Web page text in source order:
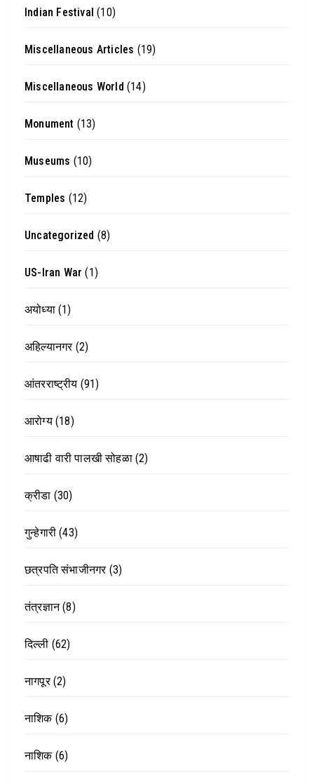
Indian Festival (10)
Miscellaneous Articles (19)
Miscellaneous World (14)
Monument (13)
Museums (10)
Temples (12)
Uncategorized (8)
US-Iran War (1)
अयोध्या(1)
अहिल्यानगर(2)
आंतरराष्ट्रीय (91)
आरोग्य(18)
आषाढी वारी पालखी सोहळा(2)
क्रीडा (30)
गुन्हेगारी (43)
छत्रपति संभाजीनगर(3)
तंत्रज्ञान(8)
दिल्ली (62)
नागपूर(2)
नाशिक(6)
नाशिक(6)